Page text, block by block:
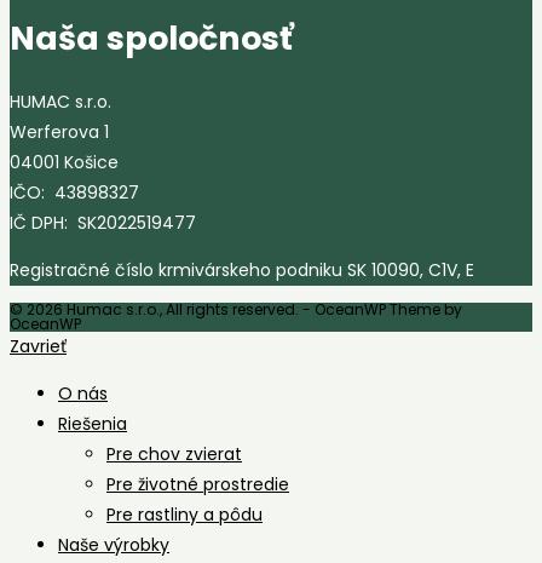
Naša spoločnosť
HUMAC s.r.o.
Werferova 1
04001 Košice
IČO: 43898327
IČ DPH: SK2022519477
Registračné číslo krmivárskeho podniku SK 10090, C1V, E
© 2026 Humac s.r.o., All rights reserved. - OceanWP Theme by
OceanWP
Zavrieť
O nás
Riešenia
Pre chov zvierat
Pre životné prostredie
Pre rastliny a pôdu
Naše výrobky